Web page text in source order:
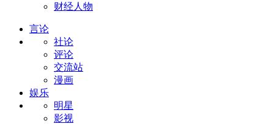
财经人物
言论
社论
评论
交流站
漫画
娱乐
明星
影视